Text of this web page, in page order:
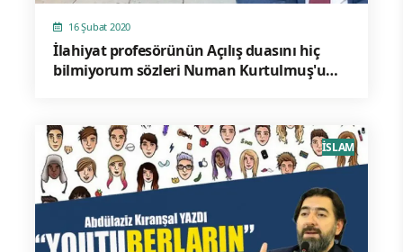
16 Şubat 2020
İlahiyat profesörünün Açılış duasını hiç
bilmiyorum sözleri Numan Kurtulmuş'u
İSLAM